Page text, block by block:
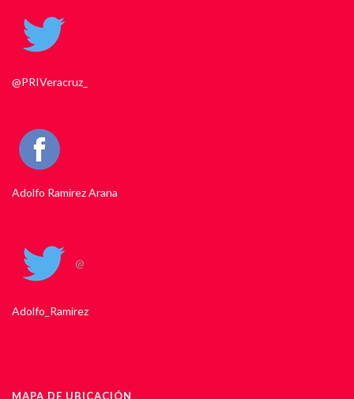
@PRIVeracruz_
Adolfo Ramirez Arana
@
Adolfo_Ramirez
MAPA DE UBICACIÓN